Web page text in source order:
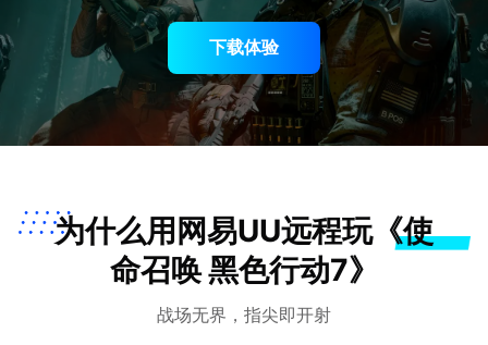
下载体验
为什么用网易UU远程玩《使
命召唤 黑色行动7》
战场无界，指尖即开射